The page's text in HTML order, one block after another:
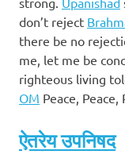
don’t reject
there be no
me, let me be
righteous living
OM Peace, Peace,
ऐतरेय उपनिषद